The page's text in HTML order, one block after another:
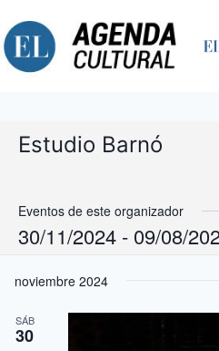
al
contenido
Estudio Barnó
Eventos de este organizador
30/11/2024 - 09/08/
la
fecha.
noviembre 2024
SÁB
30